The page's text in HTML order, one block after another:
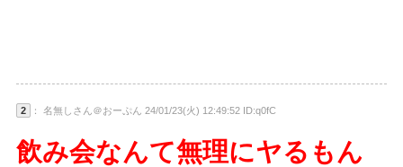
2 ： 名無しさん＠おーぷん 24/01/23(火) 12:49:52 ID:q0fC
飲み会なんて無理にヤるもん